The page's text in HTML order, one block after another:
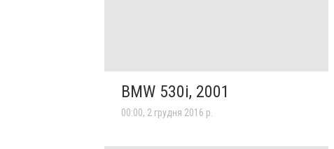
BMW 530i, 2001
00:00, 2 грудня 2016 р.